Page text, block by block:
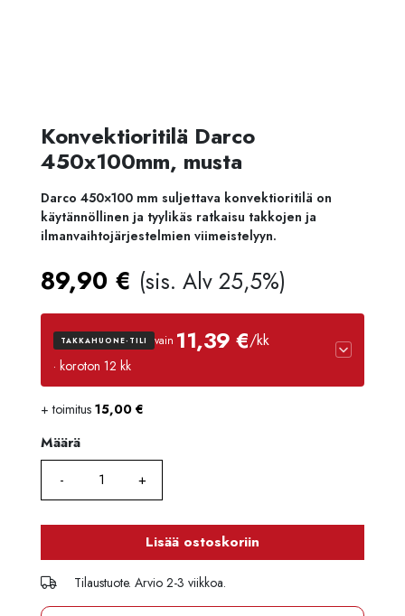
Konvektioritilä Darco
450x100mm, musta
Darco 450×100 mm suljettava konvektioritilä on
käytännöllinen ja tyylikäs ratkaisu takkojen ja
ilmanvaihtojärjestelmien viimeistelyyn.
89,90 € (sis. Alv 25,5%)
TAKKAHUONE-TILI vain 11,39 €/kk
· koroton 12 kk
Luottoaika
Korko
Käsittelymaksu
+ toimitus 15,00 €
Määrä
Määrä
Lisää ostoskoriin
Tilaustuote. Arvio 2-3 viikkoa.